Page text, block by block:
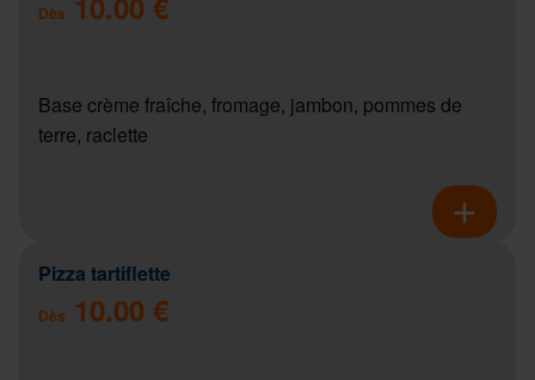
Dès
Base crème fraîche, fromage, jambon, pommes de
terre, raclette
Pizza tartiflette
Dès 10.00 €